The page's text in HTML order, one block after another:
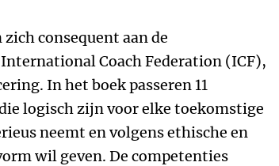
consequent aan de
Coach Federation (ICF),
In het boek passeren 11
logisch zijn voor elke toekomstige
neemt en volgens ethische en
wil geven. De competenties